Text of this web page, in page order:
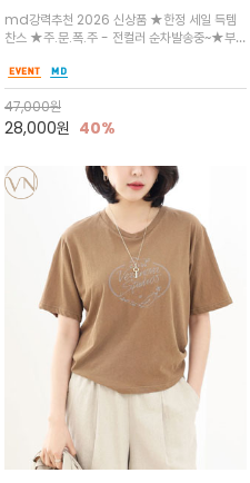
반팔 티셔츠
md강력추천 2026 신상품 ★한정 세일 득템
찬스 ★주.문.폭.주 - 전컬러 순차발송중~★부
며, 네이비·차콜·크림 옐로우 등 차분한 컬러감이
세련된 무드를 더해줍니다/스탠다드 핏, 골반선
에 자연스럽게 떨어지는 기장감
47,000원
28,000원 40%